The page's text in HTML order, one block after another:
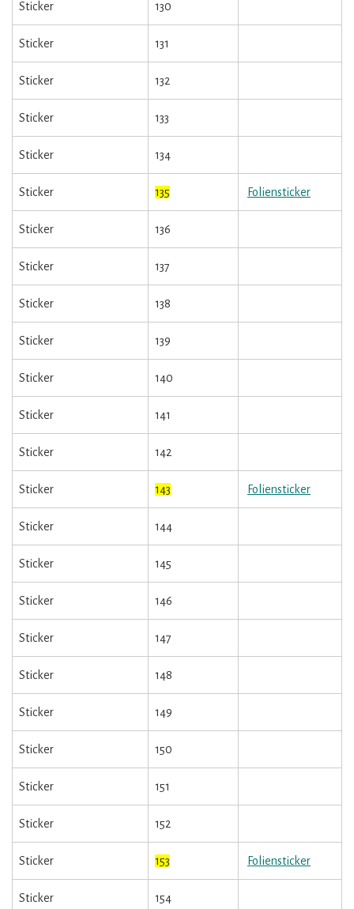
Sticker 130
Sticker 131
Sticker 132
Sticker 133
Sticker 134
Sticker 135 Foliensticker
Sticker 136
Sticker 137
Sticker 138
Sticker 139
Sticker 140
Sticker 141
Sticker 142
Sticker 143 Foliensticker
Sticker 144
Sticker 145
Sticker 146
Sticker 147
Sticker 148
Sticker 149
Sticker 150
Sticker 151
Sticker 152
Sticker 153 Foliensticker
Sticker 154